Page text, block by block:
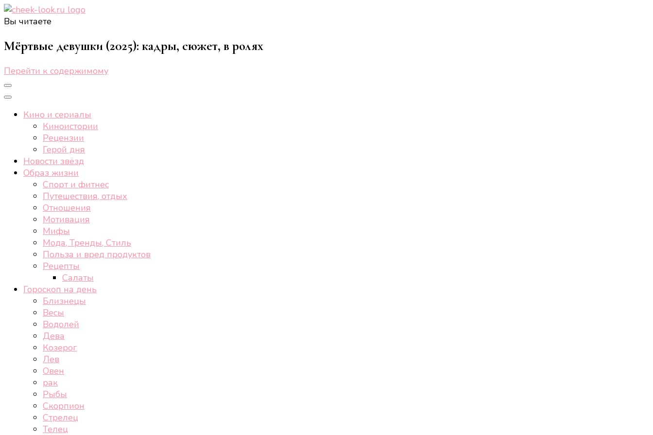
Вы читаете
Мёртвые девушки (2025): кадры, сюжет, в ролях
Перейти к содержимому
Кино и сериалы
Киноистории
Рецензии
Герой дня
Новости звёзд
Образ жизни
Спорт и фитнес
Путешествия, отдых
Отношения
Мотивация
Мифы
Мода, Тренды, Стиль
Польза и вред продуктов
Рецепты
Салаты
Гороскоп на день
Близнецы
Весы
Водолей
Дева
Козерог
Лев
Овен
рак
Рыбы
Скорпион
Стрелец
Телец